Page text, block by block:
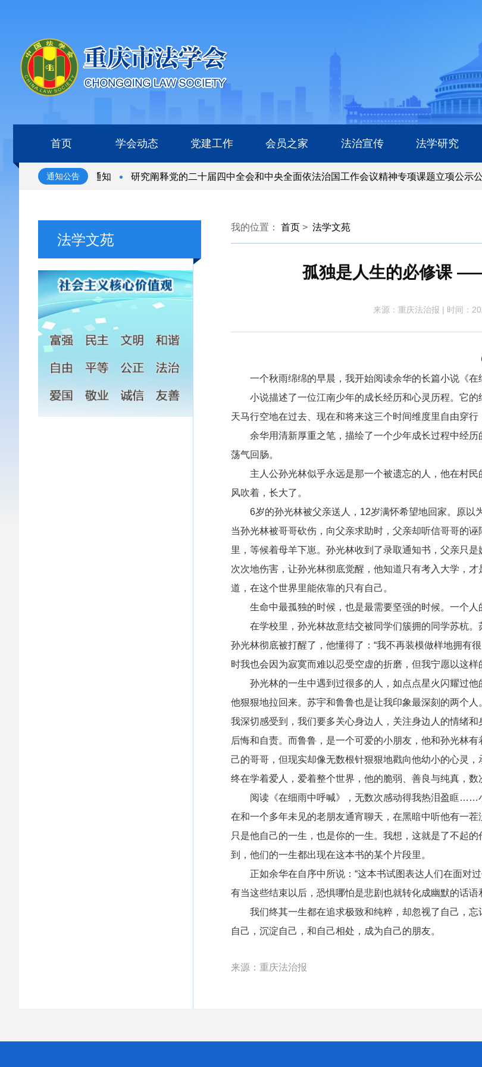
首页 学会动态 党建工作 会员之家 法治宣传 法学研究
通知公告
”评选表彰活动的通知 研究阐释党的二十届四中全会和中央全面依法治国工作会议精神专项课题立项公示公告
”评选表彰活动的通知
法学文苑
我的位置： 首页 > 法学文苑
孤独是人生的必修课
来源：重庆法治报 | 时间：
一个秋雨绵绵的早晨，我开始阅读余华的长篇小说《在
小说描述了一位江南少年的成长经历和心灵历程。它
天马行空地在过去、现在和将来这三个时间维度里自由穿行
余华用清新厚重之笔，描绘了一个少年成长过程中经
荡气回肠。
主人公孙光林似乎永远是那一个被遗忘的人，他在村
风吹着，长大了。
6岁的孙光林被父亲送人，12岁满怀希望地回家。原以
当孙光林被哥哥砍伤，向父亲求助时，父亲却听信哥哥的
里，等候着母羊下崽。孙光林收到了录取通知书，父亲只
次次地伤害，让孙光林彻底觉醒，他知道只有考入大学，
道，在这个世界里能依靠的只有自己。
生命中最孤独的时候，也是最需要坚强的时候。一个人
在学校里，孙光林故意结交被同学们簇拥的同学苏杭
孙光林彻底被打醒了，他懂得了：“我不再装模做样地拥有
时我也会因为寂寞而难以忍受空虚的折磨，但我宁愿以这
孙光林的一生中遇到过很多的人，如点点星火闪耀过
他狠狠地拉回来。苏宇和鲁鲁也是让我印象最深刻的两个
我深切感受到，我们要多关心身边人，关注身边人的情绪
后悔和自责。而鲁鲁，是一个可爱的小朋友，他和孙光林
己的哥哥，但现实却像无数根针狠狠地戳向他幼小的心灵
终在学着爱人，爱着整个世界，他的脆弱、善良与纯真，数
阅读《在细雨中呼喊》，无数次感动得我热泪盈眶……
在和一个多年未见的老朋友通宵聊天，在黑暗中听他有一
只是他自己的一生，也是你的一生。我想，这就是了不起
到，他们的一生都出现在这本书的某个片段里。
正如余华在自序中所说：“这本书试图表达人们在面对
有当这些结束以后，恐惧哪怕是悲剧也就转化成幽默的话语
我们终其一生都在追求极致和纯粹，却忽视了自己，
自己，沉淀自己，和自己相处，成为自己的朋友。
来源：重庆法治报